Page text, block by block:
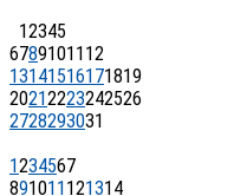
12345
67891011 12
13141516171819
20212223242526
2728293031
1234567
891011 121314